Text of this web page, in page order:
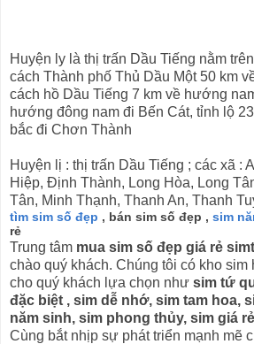
Huyện ly là thị trấn Dầu Tiếng nằm
cách Thành phố Thủ Dầu Một 50 km
cách hồ Dầu Tiếng 7 km về hướng
hướng đông nam đi Bến Cát, tỉnh lộ
bắc đi Chơn Thành
Huyện lị : thị trấn Dầu Tiếng ; các xã :
Hiệp, Định Thành, Long Hòa, Long
Tân, Minh Thạnh, Thanh An, Thanh
tìm sim số đẹp , bán sim số đẹp , sim
rẻ
Trung tâm mua sim số đẹp giá rẻ
chào quý khách. Chúng tôi có kho sim
cho quý khách lựa chọn như sim tứ
đặc biệt , sim dễ nhớ, sim tam hoa,
năm sinh, sim phong thủy, sim giá
Cùng bắt nhịp sự phát triển mạnh mẽ